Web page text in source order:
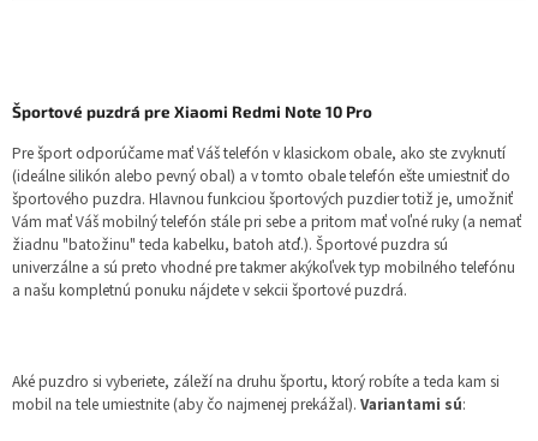
Športové puzdrá pre Xiaomi Redmi Note 10 Pro
Pre šport odporúčame mať Váš telefón v klasickom obale, ako ste zvyknutí
(ideálne silikón alebo pevný obal) a v tomto obale telefón ešte umiestniť do
športového puzdra. Hlavnou funkciou športových puzdier totiž je, umožniť
Vám mať Váš mobilný telefón stále pri sebe a pritom mať voľné ruky (a nemať
žiadnu "batožinu" teda kabelku, batoh atď.). Športové puzdra sú
univerzálne a sú preto vhodné pre takmer akýkoľvek typ mobilného telefónu
a našu kompletnú ponuku nájdete v sekcii športové puzdrá.
Aké puzdro si vyberiete, záleží na druhu športu, ktorý robíte a teda kam si
mobil na tele umiestnite (aby čo najmenej prekážal). Variantami sú: